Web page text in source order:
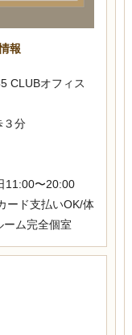
報
CLUBオフィス
３分
11:00〜20:00
ード支払いOK/体
ム完全個室